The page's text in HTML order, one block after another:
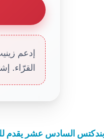
إدعم
القرّاء.